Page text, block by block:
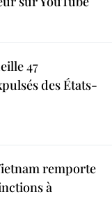
47
des États-
remporte
à